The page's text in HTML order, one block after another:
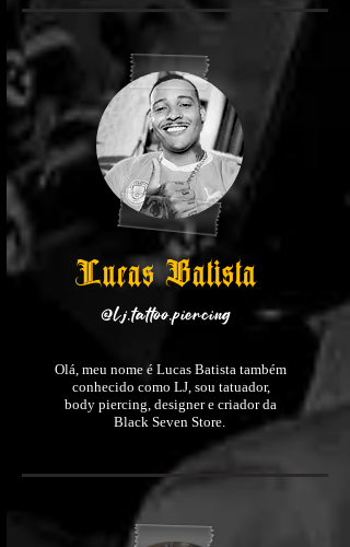
@Lj.tattoo.piercing
Lucas Batista
Olá, meu nome é Lucas Batista também
conhecido como LJ, sou tatuador,
body piercing, designer e criador da
Black Seven Store.